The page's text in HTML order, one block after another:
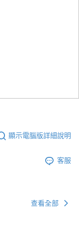
顯示電腦版詳細說明
客服
查看全部